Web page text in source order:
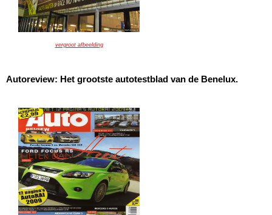
vergroot afbeelding
Autoreview: Het grootste autotestblad van de Benelux.